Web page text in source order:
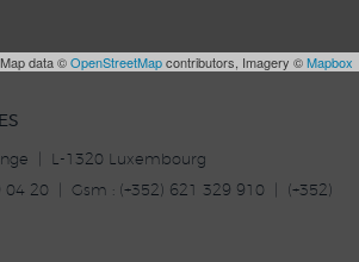
data ©OpenStreetMapcontributors, Imagery ©Mapbox
| L-1320 Luxembourg
04 20 | Gsm : (+352) 621 329 910 | (+352)